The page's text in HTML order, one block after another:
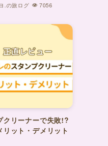
.の旅ログ 7056
クリーナーで失敗!?
ット・デメリット